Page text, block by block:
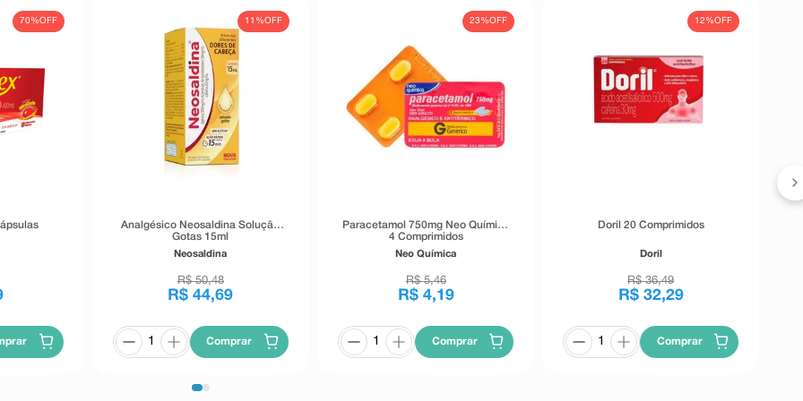
indicado no copo de
este medicamento, procure
procure orientação médica
70%OFF 11%OFF
Analgésico Neosaldina Solução
Gotas 15ml
Neosaldina
R$ 50,48
R$ 44,69
Comprar
23%OFF
Paracetamol 750mg Neo Química
4 Comprimidos
Neo Química
R$ 5,46
R$ 4,19
Comprar
12%OFF
Doril 20 Comprimidos
Doril
R$ 36,49
R$ 32,29
Comprar